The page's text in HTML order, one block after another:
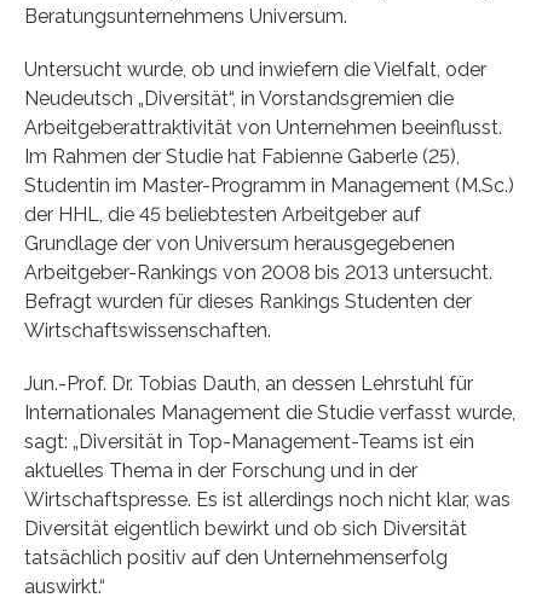
Beratungsunternehmens Universum.
Untersucht wurde, ob und inwiefern die Vielfalt, oder
Neudeutsch „Diversität“, in Vorstandsgremien die
Arbeitgeberattraktivität von Unternehmen beeinflusst.
Im Rahmen der Studie hat Fabienne Gaberle (25),
Studentin im Master-Programm in Management (M.Sc.)
der HHL, die 45 beliebtesten Arbeitgeber auf
Grundlage der von Universum herausgegebenen
Arbeitgeber-Rankings von 2008 bis 2013 untersucht.
Befragt wurden für dieses Rankings Studenten der
Wirtschaftswissenschaften.
Jun.-Prof. Dr. Tobias Dauth, an dessen Lehrstuhl für
Internationales Management die Studie verfasst wurde,
sagt: „Diversität in Top-Management-Teams ist ein
aktuelles Thema in der Forschung und in der
Wirtschaftspresse. Es ist allerdings noch nicht klar, was
Diversität eigentlich bewirkt und ob sich Diversität
tatsächlich positiv auf den Unternehmenserfolg
auswirkt.“